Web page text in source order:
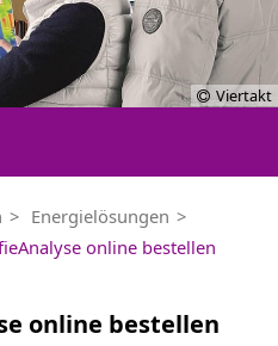
Viertakt
Energielösungen
online bestellen
online bestellen